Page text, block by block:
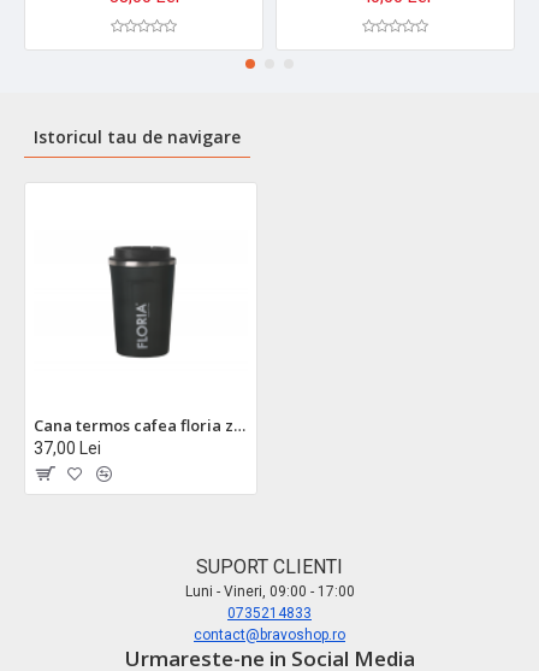
Istoricul tau de navigare
Cana termos cafea floria zln9970 - 380ml, inox, pereti dubli, mentine temperatura 8h
37,00 Lei
SUPORT CLIENTI
Luni - Vineri, 09:00 - 17:00
0735214833
contact@bravoshop.ro
Urmareste-ne in Social Media